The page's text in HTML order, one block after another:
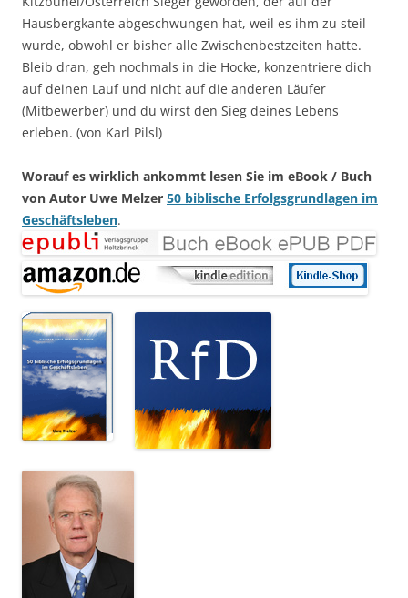
Hausbergkante abgeschwungen hat, weil es ihm zu steil
wurde, obwohl er bisher alle Zwischenbestzeiten hatte.
Bleib dran, geh nochmals in die Hocke, konzentriere dich
auf deinen Lauf und nicht auf die anderen Läufer
(Mitbewerber) und du wirst den Sieg deines Lebens
erleben. (von Karl Pilsl)
Worauf es wirklich ankommt lesen Sie im eBook / Buch
von Autor Uwe Melzer 50 biblische Erfolgsgrundlagen im
Geschäftsleben.